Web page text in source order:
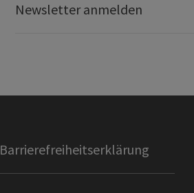
Newsletter anmelden
Barrierefreiheitserklärung